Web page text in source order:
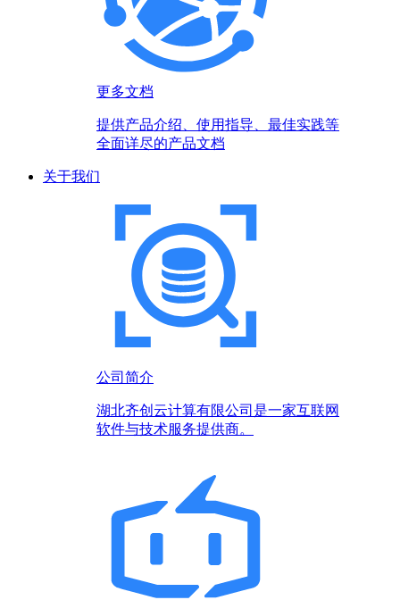
更多文档
提供产品介绍、使用指导、最佳实践等
全面详尽的产品文档
关于我们
公司简介
湖北齐创云计算有限公司是一家互联网
软件与技术服务提供商。